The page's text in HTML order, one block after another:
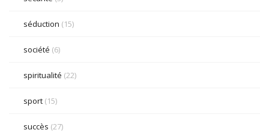
séduction (15)
société (6)
spiritualité (22)
sport (15)
succès (27)